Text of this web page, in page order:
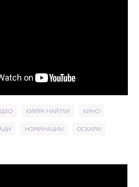
КИЙРА НАЙТЛИ КИНО
НОМИНАЦИИ ОСКАРИ